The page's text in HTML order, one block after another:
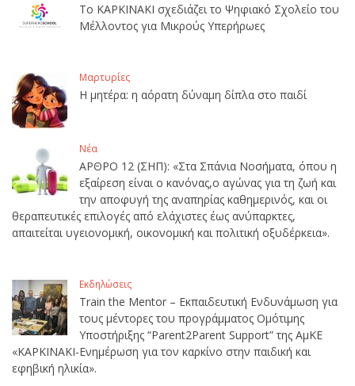
Το ΚΑΡΚΙΝΑΚΙ σχεδιάζει το Ψηφιακό Σχολείο του
Μέλλοντος για Μικρούς Υπερήρωες
Μαρτυρίες
Η μητέρα: η αόρατη δύναμη δίπλα στο παιδί
Νέα
ΑΡΘΡΟ 12 (ΣΗΠ): «Στα Σπάνια Νοσήματα, όπου η
εξαίρεση είναι ο κανόνας,ο αγώνας για τη ζωή και
την αποφυγή της αναπηρίας καθημερινός, και οι
θεραπευτικές επιλογές από ελάχιστες έως ανύπαρκτες,
απαιτείται υγειονομική, οικονομική και πολιτική οξυδέρκεια».
Εκδηλώσεις
Train the Mentor – Εκπαιδευτική Ενδυνάμωση για
τους μέντορες του προγράμματος Ομότιμης
Υποστήριξης “Parent2Parent Support” της ΑμΚΕ
«ΚΑΡΚΙΝΑΚΙ-Ενημέρωση για τον καρκίνο στην παιδική και
εφηβική ηλικία».